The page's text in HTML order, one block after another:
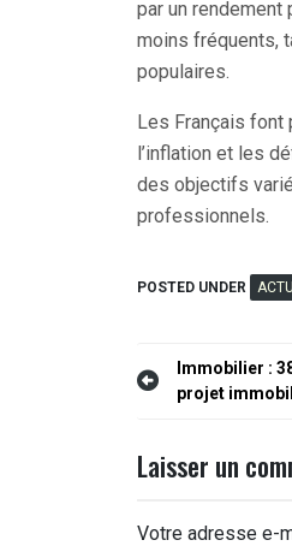
par un
moins fréquents,
populaires.
Les Français font
l’inflation et les
des objectifs
professionnels.
POSTED UNDER
Navigation
l’article
Immobilier :
projet
Laisser un
Votre adresse e-